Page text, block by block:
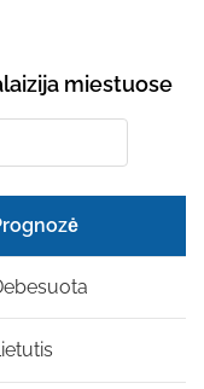
miestuose